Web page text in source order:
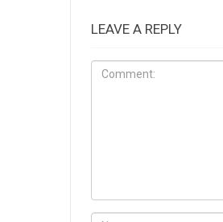
LEAVE A REPLY